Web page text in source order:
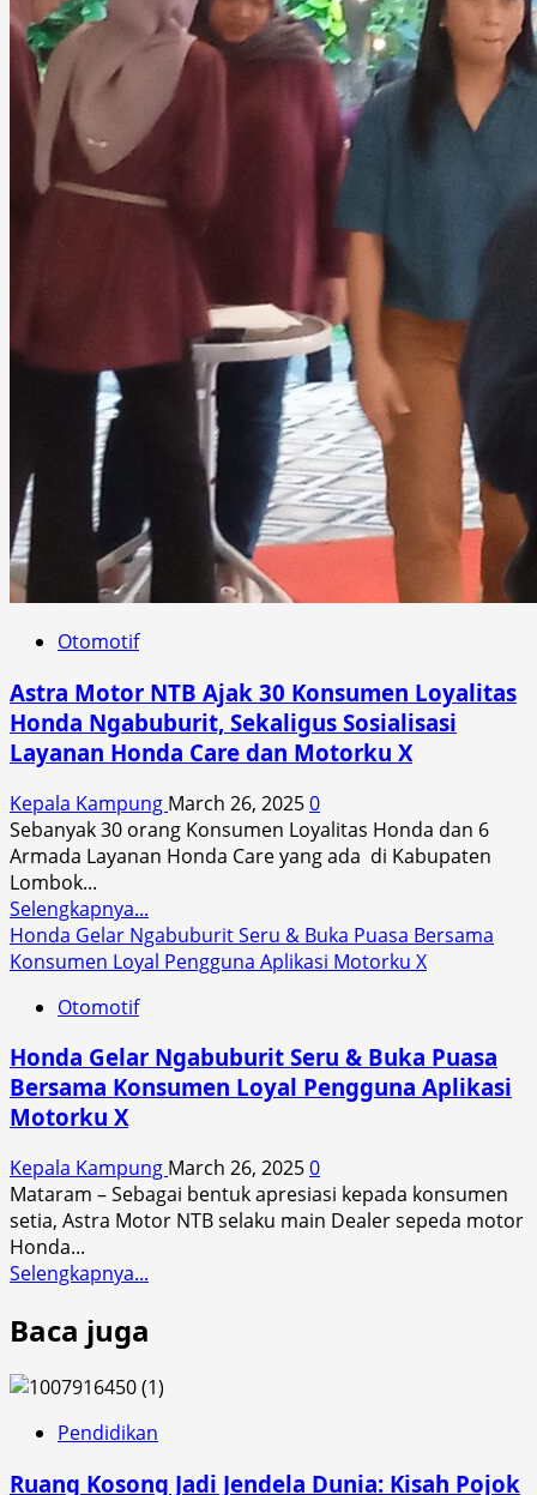
Otomotif
Astra Motor NTB Ajak 30 Konsumen Loyalitas
Honda Ngabuburit, Sekaligus Sosialisasi
Layanan Honda Care dan Motorku X
Kepala Kampung March 26, 20250
Sebanyak 30 orang Konsumen Loyalitas Honda dan 6
Armada Layanan Honda Care yang ada di Kabupaten
Lombok...
Selengkapnya...
more
about
Ajak
30
Honda
Ngabuburit,
Sekaligus
Layanan
Motorku
Honda Gelar Ngabuburit Seru & Buka Puasa Bersama
Konsumen Loyal Pengguna Aplikasi Motorku X
Otomotif
Honda Gelar Ngabuburit Seru & Buka Puasa
Bersama Konsumen Loyal Pengguna Aplikasi
Motorku X
Kepala Kampung March 26, 20250
Mataram – Sebagai bentuk apresiasi kepada konsumen
setia, Astra Motor NTB selaku main Dealer sepeda motor
Honda...
Selengkapnya...
Gelar
Ngabuburit
Seru
Buka
Baca juga
Pendidikan
Ruang Kosong Jadi Jendela Dunia: Kisah Pojok